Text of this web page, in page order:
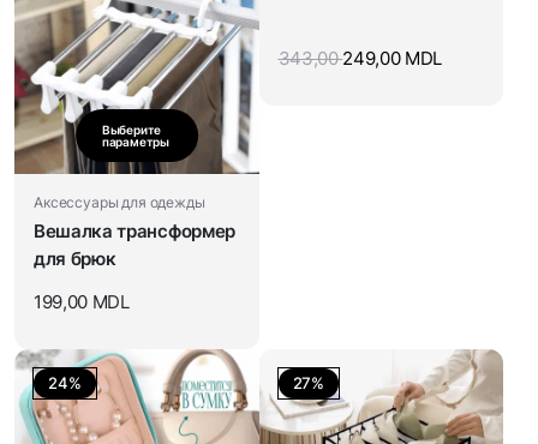
Выберите
параметры
Аксессуары для одежды
Вешалка трансформер
для брюк
199,00 MDL
343,00249,00 MDL
24% 27%